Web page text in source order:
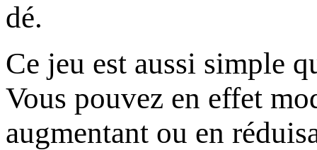
dé.
Ce jeu est aussi simple
Vous pouvez en effet
augmentant ou en